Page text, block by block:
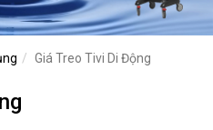
Giá Treo Tivi Di Động